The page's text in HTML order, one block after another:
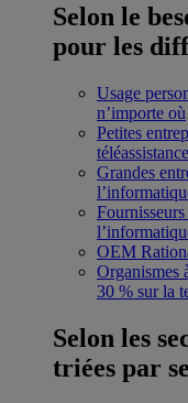
Selon le
pour les
Usage
n’importe où
Petites
téléassistance
Grandes
OEM
Organismes
30 % sur la
Selon les
triées par